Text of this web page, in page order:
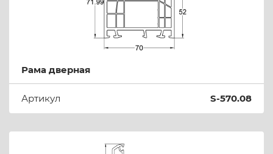
Рама дверная
Артикул S-570.08